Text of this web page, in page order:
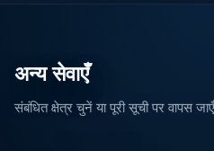
अन्य सेवाएँ
संबंधित क्षेत्र चुनें या पूरी सूची पर वापस